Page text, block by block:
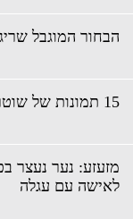
הבחור המוגבל
15 תמונות של שוטרות ממדינות שונות בעולם
מזעזע: נער נעצר
לאישה עם עגלה